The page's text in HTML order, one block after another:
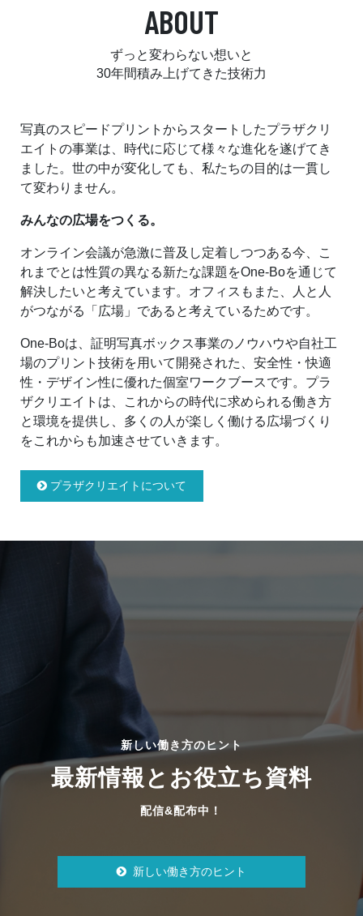
ABOUT
ずっと変わらない想いと
30年間積み上げてきた技術力
写真のスピードプリントからスタートしたプラザクリ
エイトの事業は、時代に応じて様々な進化を遂げてき
ました。世の中が変化しても、私たちの目的は一貫し
て変わりません。
みんなの広場をつくる。
オンライン会議が急激に普及し定着しつつある今、こ
れまでとは性質の異なる新たな課題をOne-Boを通じて
解決したいと考えています。オフィスもまた、人と人
がつながる「広場」であると考えているためです。
One-Boは、証明写真ボックス事業のノウハウや自社工
場のプリント技術を用いて開発された、安全性・快適
性・デザイン性に優れた個室ワークブースです。プラ
ザクリエイトは、これからの時代に求められる働き方
と環境を提供し、多くの人が楽しく働ける広場づくり
をこれからも加速させていきます。
プラザクリエイトについて
新しい働き方のヒント
最新情報とお役立ち資料
配信&配布中！
新しい働き方のヒント